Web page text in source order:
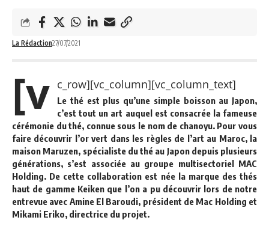
La Rédaction27/07/2021
[v c_row][vc_column][vc_column_text]
Le théest plus qu’une simple boisson au Japon,
c’est tout un art auquel est consacrée la fameuse
cérémonie du thé, connue sous le nom de chanoyu. Pour vous
faire découvrir l’or vert dans les règles de l’art au Maroc, la
maison Maruzen, spécialiste du thé au Japon depuis plusieurs
générations, s’est associée au groupe multisectoriel MAC
Holding. De cette collaboration est née la marque des thés
haut de gamme Keiken que l’on a pu découvrir lors de notre
entrevue avec Amine El Baroudi, président de Mac Holding et
Mikami Eriko, directrice du projet.